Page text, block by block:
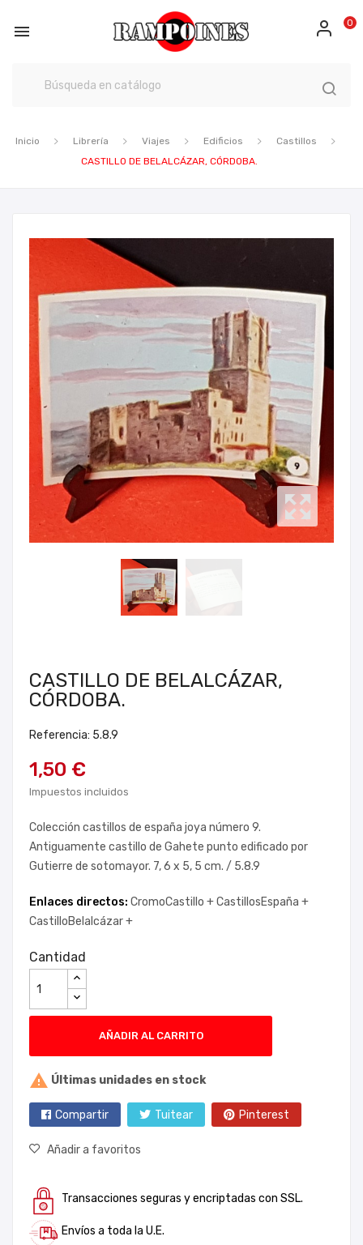
 0
Inicio Librería Viajes Edificios
Castillos
CASTILLO DE BELALCÁZAR, CÓRDOBA.
CASTILLO DE BELALCÁZAR,
CÓRDOBA.
Referencia: 5.8.9
1,50 €
Impuestos incluidos
Colección castillos de españa joya número 9.
Antiguamente castillo de Gahete punto edificado por
Gutierre de sotomayor. 7, 6 x 5, 5 cm. / 5.8.9
Enlaces directos: CromoCastillo +CastillosEspaña +
CastilloBelalcázar +
Cantidad
AÑADIR AL CARRITO
 Últimas unidades en stock
Compartir Tuitear Pinterest
Añadir a favoritos
Transacciones seguras y encriptadas con SSL.
Envíos a toda la U.E.